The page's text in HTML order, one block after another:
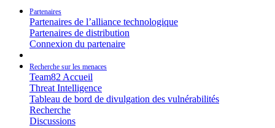
Partenaires
Partenaires de l’alliance technologique
Partenaires de distribution
Connexion du partenaire
Recherche sur les menaces
Team82 Accueil
Threat Intelligence
Tableau de bord de divulgation des vulnérabilités
Recherche
Discussions